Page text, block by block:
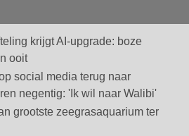
krijgt AI-upgrade: boze
ooit
social media terug naar
negentig: 'Ik wil naar Walibi'
grootste zeegrasaquarium ter